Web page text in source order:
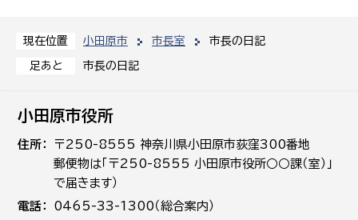
現在位置 小田原市 市長室 市長の日記
足あと 市長の日記
小田原市役所
住所
〒250-8555 神奈川県小田原市荻窪300番地
郵便物は「〒250-8555 小田原市役所○○課（室）」
で届きます）
電話
0465-33-1300（総合案内）